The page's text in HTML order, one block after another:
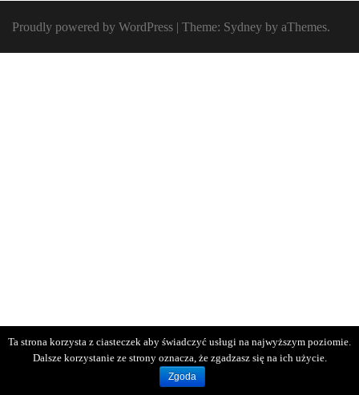
Proudly powered by WordPress | Theme: Sydney by aThemes.
Ta strona korzysta z ciasteczek aby świadczyć usługi na najwyższym poziomie.
Dalsze korzystanie ze strony oznacza, że zgadzasz się na ich użycie.
Zgoda